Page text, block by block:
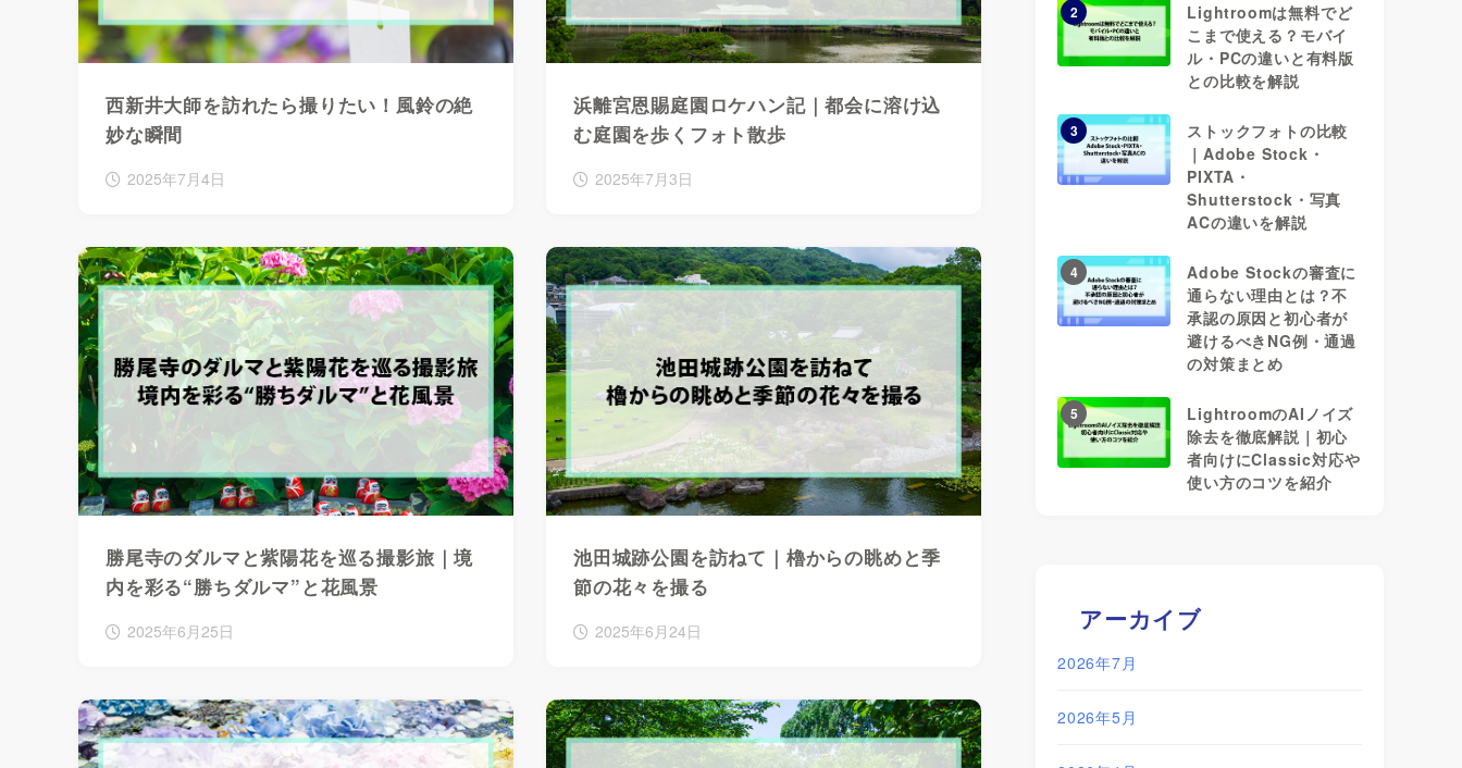
西新井大師を訪れたら撮りたい！風鈴の絶
妙な瞬間
2025年7月4日
浜離宮恩賜庭園ロケハン記｜都会に溶け込
む庭園を歩くフォト散歩
2025年7月3日
勝尾寺のダルマと紫陽花を巡る撮影旅｜境
内を彩る“勝ちダルマ”と花風景
2025年6月25日
池田城跡公園を訪ねて｜櫓からの眺めと季
節の花々を撮る
2025年6月24日
2
Lightroomは無料でど
こまで使える？モバイ
ル・PCの違いと有料版
との比較を解説
3
ストックフォトの比較
｜Adobe Stock・
PIXTA・
Shutterstock・写真
ACの違いを解説
4
Adobe Stockの審査に
通らない理由とは？不
承認の原因と初心者が
避けるべきNG例・通過
の対策まとめ
5
LightroomのAIノイズ
除去を徹底解説｜初心
者向けにClassic対応や
使い方のコツを紹介
アーカイブ
2026年7月
2026年5月